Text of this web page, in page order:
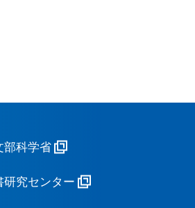
部科学省
研究センター